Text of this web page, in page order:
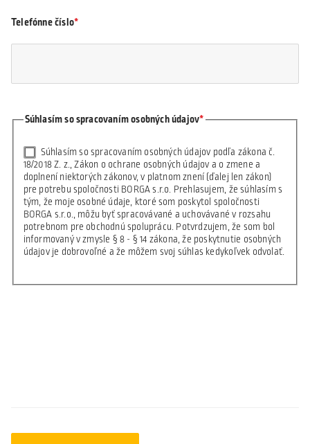
Telefónne číslo
Súhlasím so spracovaním osobných údajov
Súhlasím so spracovaním osobných údajov podľa zákona č.
18/2018 Z. z., Zákon o ochrane osobných údajov a o zmene a
doplnení niektorých zákonov, v platnom znení (ďalej len zákon)
pre potrebu spoločnosti BORGA s.r.o. Prehlasujem, že súhlasím s
tým, že moje osobné údaje, ktoré som poskytol spoločnosti
BORGA s.r.o., môžu byť spracovávané a uchovávané v rozsahu
potrebnom pre obchodnú spoluprácu. Potvrdzujem, že som bol
informovaný v zmysle § 8 - § 14 zákona, že poskytnutie osobných
údajov je dobrovoľné a že môžem svoj súhlas kedykoľvek odvolať.